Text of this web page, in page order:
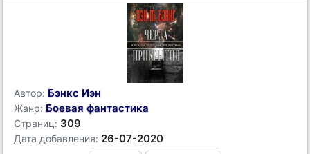
Автор: Бэнкс Иэн
Жанр: Боевая фантастика
Страниц: 309
Дата добавления: 26-07-2020